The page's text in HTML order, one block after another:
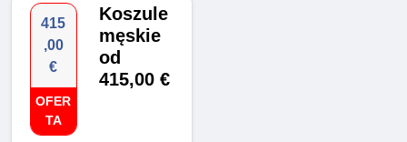
415
,00
€
OFER
TA
Koszule
męskie
od
415,00 €